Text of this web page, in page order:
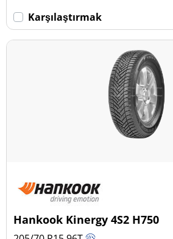
Karşılaştırmak
Hankook Kinergy 4S2 H750